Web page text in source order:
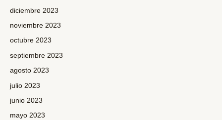
diciembre 2023
noviembre 2023
octubre 2023
septiembre 2023
agosto 2023
julio 2023
junio 2023
mayo 2023